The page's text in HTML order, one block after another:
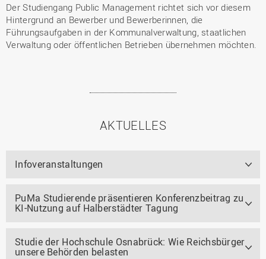
Der Studiengang Public Management richtet sich vor diesem
Hintergrund an Bewerber und Bewerberinnen, die
Führungsaufgaben in der Kommunalverwaltung, staatlichen
Verwaltung oder öffentlichen Betrieben übernehmen möchten.
AKTUELLES
Infoveranstaltungen
PuMa Studierende präsentieren Konferenzbeitrag zu
KI-Nutzung auf Halberstädter Tagung
Studie der Hochschule Osnabrück: Wie Reichsbürger
unsere Behörden belasten